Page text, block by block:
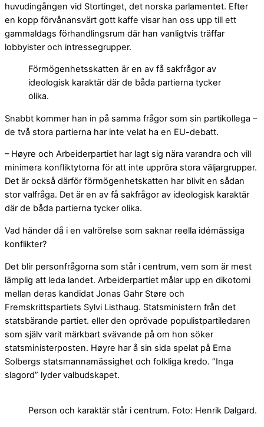
huvudingången vid Stortinget, det norska parlamentet. Efter
en kopp förvånansvärt gott kaffe visar han oss upp till ett
gammaldags förhandlingsrum där han vanligtvis träffar
lobbyister och intressegrupper.
Förmögenhetsskatten är en av få sakfrågor av
ideologisk karaktär där de båda partierna tycker
olika.
Snabbt kommer han in på samma frågor som sin partikollega –
de två stora partierna har inte velat ha en EU-debatt.
– Høyre och Arbeiderpartiet har lagt sig nära varandra och vill
minimera konfliktytorna för att inte uppröra stora väljargrupper.
Det är också därför förmögenhetskatten har blivit en sådan
stor valfråga. Det är en av få sakfrågor av ideologisk karaktär
där de båda partierna tycker olika.
Vad händer då i en valrörelse som saknar reella idémässiga
konflikter?
Det blir personfrågorna som står i centrum, vem som är mest
lämplig att leda landet. Arbeiderpartiet målar upp en dikotomi
mellan deras kandidat Jonas Gahr Støre och
Fremskrittspartiets Sylvi Listhaug. Statsministern från det
statsbärande partiet. eller den oprövade populistpartiledaren
som själv varit märkbart svävande på om hon söker
statsministerposten. Høyre har å sin sida spelat på Erna
Solbergs statsmannamässighet och folkliga kredo. ”Inga
slagord” lyder valbudskapet.
Person och karaktär står i centrum. Foto: Henrik Dalgard.